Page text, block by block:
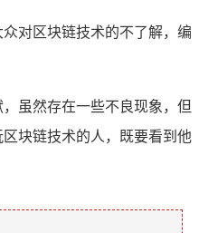
对区块链技术的不了解，编
虽然存在一些不良现象，但
块链技术的人，既要看到他